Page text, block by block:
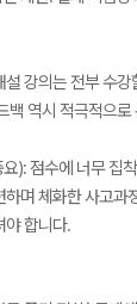
강의는 전부 수
백 역시 적극적으
): 점수에 너무 집
하며 체화한 사고과
야 합니다.